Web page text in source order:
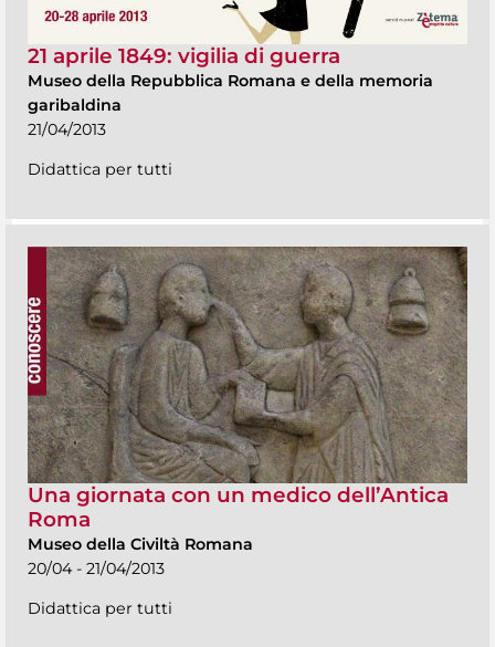
21 aprile 1849: vigilia di guerra
Museo della Repubblica Romana e della memoria
garibaldina
21/04/2013
Didattica per tutti
Una giornata con un medico dell’Antica
Roma
Museo della Civiltà Romana
20/04 - 21/04/2013
Didattica per tutti